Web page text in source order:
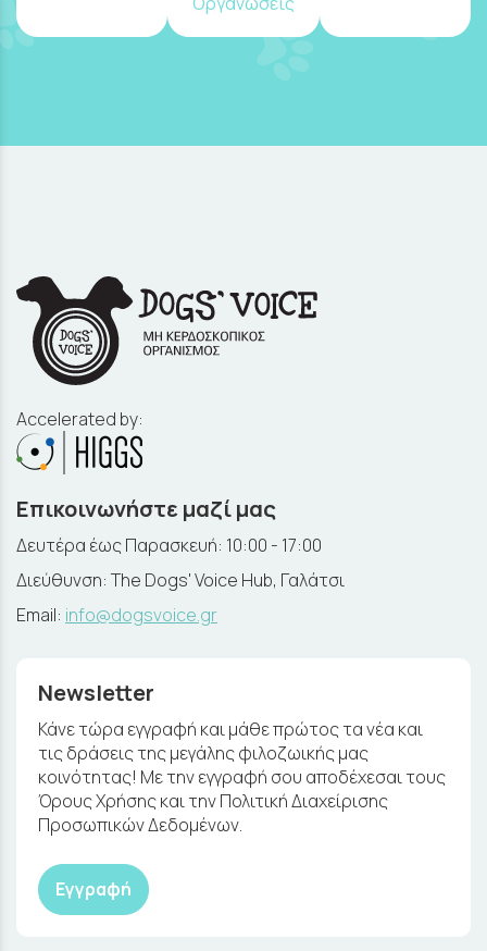
Accelerated by:
Επικοινωνήστε μαζί μας
Δευτέρα έως Παρασκευή: 10:00 - 17:00
Διεύθυνση: The Dogs' Voice Hub, Γαλάτσι
Email: info@dogsvoice.gr
Newsletter
Κάνε τώρα εγγραφή και μάθε πρώτος τα νέα και
τις δράσεις της μεγάλης φιλοζωικής μας
κοινότητας! Με την εγγραφή σου αποδέχεσαι τους
Όρους Χρήσης και την Πολιτική Διαχείρισης
Προσωπικών Δεδομένων.
Εγγραφή